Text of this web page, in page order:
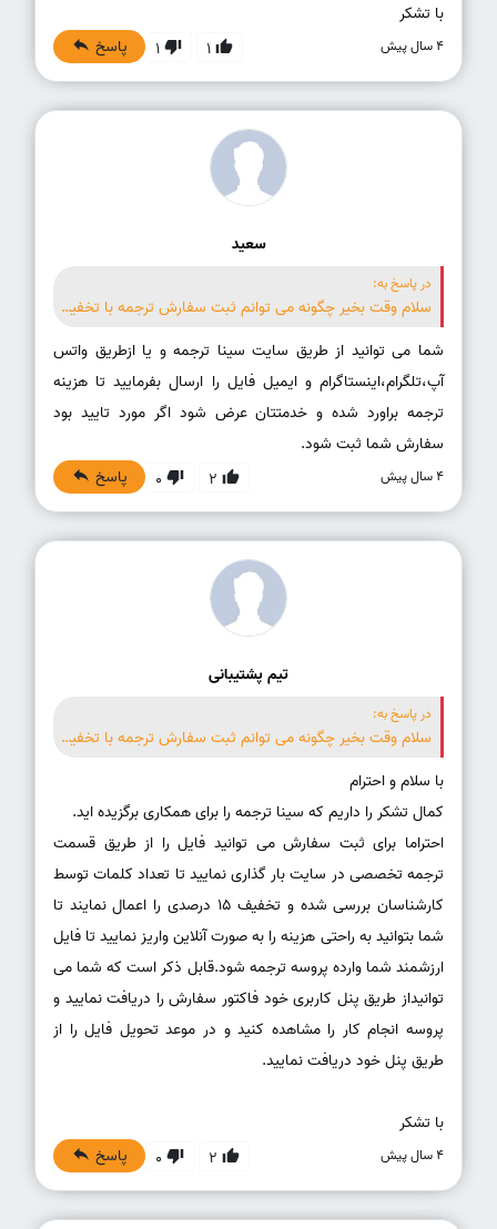
با تشکر
4 سال پیش 1
1 پاسخ
سعید
در پاسخ به:
سلام وقت بخیر چگونه می توانم ثبت سفارش ترجمه با تخفیف انجام دهم؟
شما می توانید از طریق سایت سینا ترجمه و یا ازطریق واتس
آپ،تلگرام،اینستاگرام و ایمیل فایل را ارسال بفرمایید تا هزینه
ترجمه براورد شده و خدمتتان عرض شود اگر مورد تایید بود
سفارش شما ثبت شود.
4 سال پیش 2
0 پاسخ
تیم پشتیبانی
در پاسخ به:
سلام وقت بخیر چگونه می توانم ثبت سفارش ترجمه با تخفیف انجام دهم؟
احتراما برای ثبت سفارش می توانید فایل را از طریق قسمت
ترجمه تخصصی در سایت بار گذاری نمایید تا تعداد کلمات توسط
کارشناسان بررسی شده و تخفیف 15 درصدی را اعمال نمایند تا
شما بتوانید به راحتی هزینه را به صورت آنلاین واریز نمایید تا فایل
ارزشمند شما وارده پروسه ترجمه شود.قابل ذکر است که شما می
توانیداز طریق پنل کاربری خود فاکتور سفارش را دریافت نمایید و
پروسه انجام کار را مشاهده کنید و در موعد تحویل فایل را از
با تشکر
4 سال پیش 2
0 پاسخ